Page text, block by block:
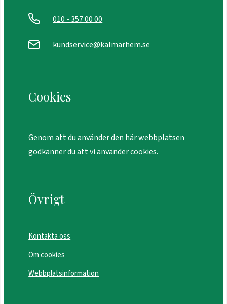
010 - 357 00 00
kundservice@kalmarhem.se
Cookies
Genom att du använder den här webbplatsen
godkänner du att vi användercookies.
Övrigt
Kontakta oss
Om cookies
Webbplatsinformation